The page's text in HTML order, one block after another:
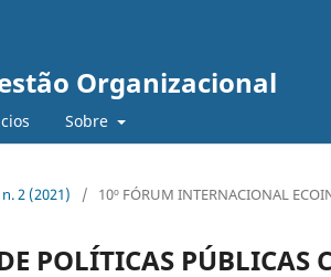
Organizacional
Sobre
2 (2021) / 10º FÓRUM INTERNACIONAL
POLÍTICAS PÚBLICAS